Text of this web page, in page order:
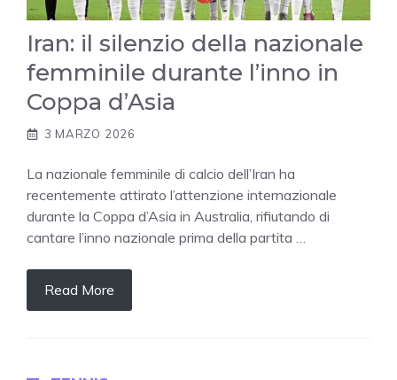
Iran: il silenzio della nazionale
femminile durante l’inno in
Coppa d’Asia
3 MARZO 2026
La nazionale femminile di calcio dell’Iran ha
recentemente attirato l’attenzione internazionale
durante la Coppa d’Asia in Australia, rifiutando di
cantare l’inno nazionale prima della partita …
Read More